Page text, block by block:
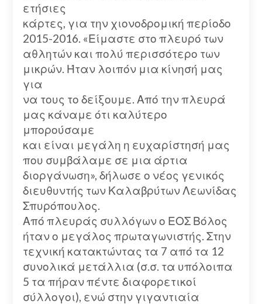
ετήσιες
κάρτες, για την χιονοδρομική περίοδο
2015-2016. «Είμαστε στο πλευρό των
αθλητών και πολύ περισσότερο των
μικρών. Ήταν λοιπόν μια κίνησή μας
για
να τους το δείξουμε. Από την πλευρά
μας κάναμε ότι καλύτερο
μπορούσαμε
και είναι μεγάλη η ευχαρίστησή μας
που συμβάλαμε σε μια άρτια
διοργάνωση», δήλωσε ο νέος γενικός
διευθυντής των Καλαβρύτων Λεωνίδας
Σπυρόπουλος.
Από πλευράς συλλόγων ο ΕΟΣ Βόλος
ήταν ο μεγάλος πρωταγωνιστής. Στην
τεχνική κατακτώντας τα 7 από τα 12
συνολικά μετάλλια (σ.σ. τα υπόλοιπα
5 τα πήραν πέντε διαφορετικοί
σύλλογοι), ενώ στην γιγαντιαία